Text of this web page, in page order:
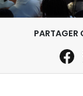
PARTAGER